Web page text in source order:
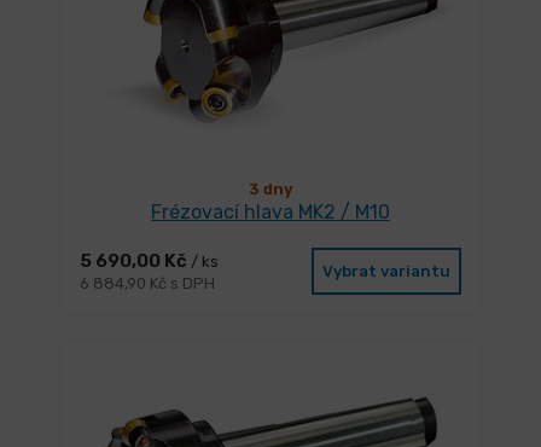
3 dny
Frézovací hlava MK2 / M10
5 690,00 Kč / ks
6 884,90 Kč s DPH
Vybrat variantu